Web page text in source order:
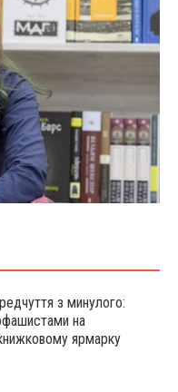
з минулого:
на
ярмарку